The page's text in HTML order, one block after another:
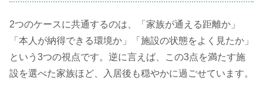
2つのケースに共通するのは、「家族が通える距離か」
「本人が納得できる環境か」「施設の状態をよく見たか」
という3つの視点です。逆に言えば、この3点を満たす施
設を選べた家族ほど、入居後も穏やかに過ごせています。